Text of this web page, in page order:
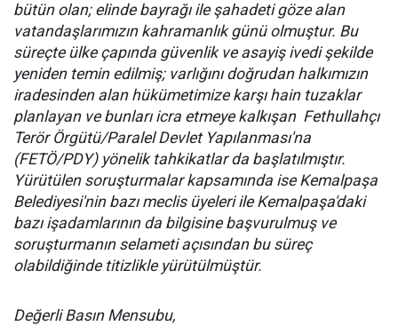
bütün olan; elinde bayrağı ile şahadeti göze alan
vatandaşlarımızın kahramanlık günü olmuştur. Bu
süreçte ülke çapında güvenlik ve asayiş ivedi şekilde
yeniden temin edilmiş; varlığını doğrudan halkımızın
iradesinden alan hükümetimize karşı hain tuzaklar
planlayan ve bunları icra etmeye kalkışan Fethullahçı
Terör Örgütü/Paralel Devlet Yapılanması'na
(FETÖ/PDY) yönelik tahkikatlar da başlatılmıştır.
Yürütülen soruşturmalar kapsamında ise Kemalpaşa
Belediyesi'nin bazı meclis üyeleri ile Kemalpaşa'daki
bazı işadamlarının da bilgisine başvurulmuş ve
soruşturmanın selameti açısından bu süreç
olabildiğinde titizlikle yürütülmüştür.
Değerli Basın Mensubu,